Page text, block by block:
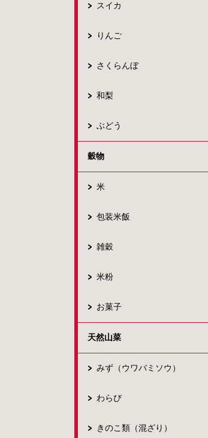
スイカ
りんご
さくらんぼ
和梨
ぶどう
穀物
米
包装米飯
雑穀
米粉
お菓子
天然山菜
みず（ウワバミソウ）
わらび
きのこ類（混ざり）